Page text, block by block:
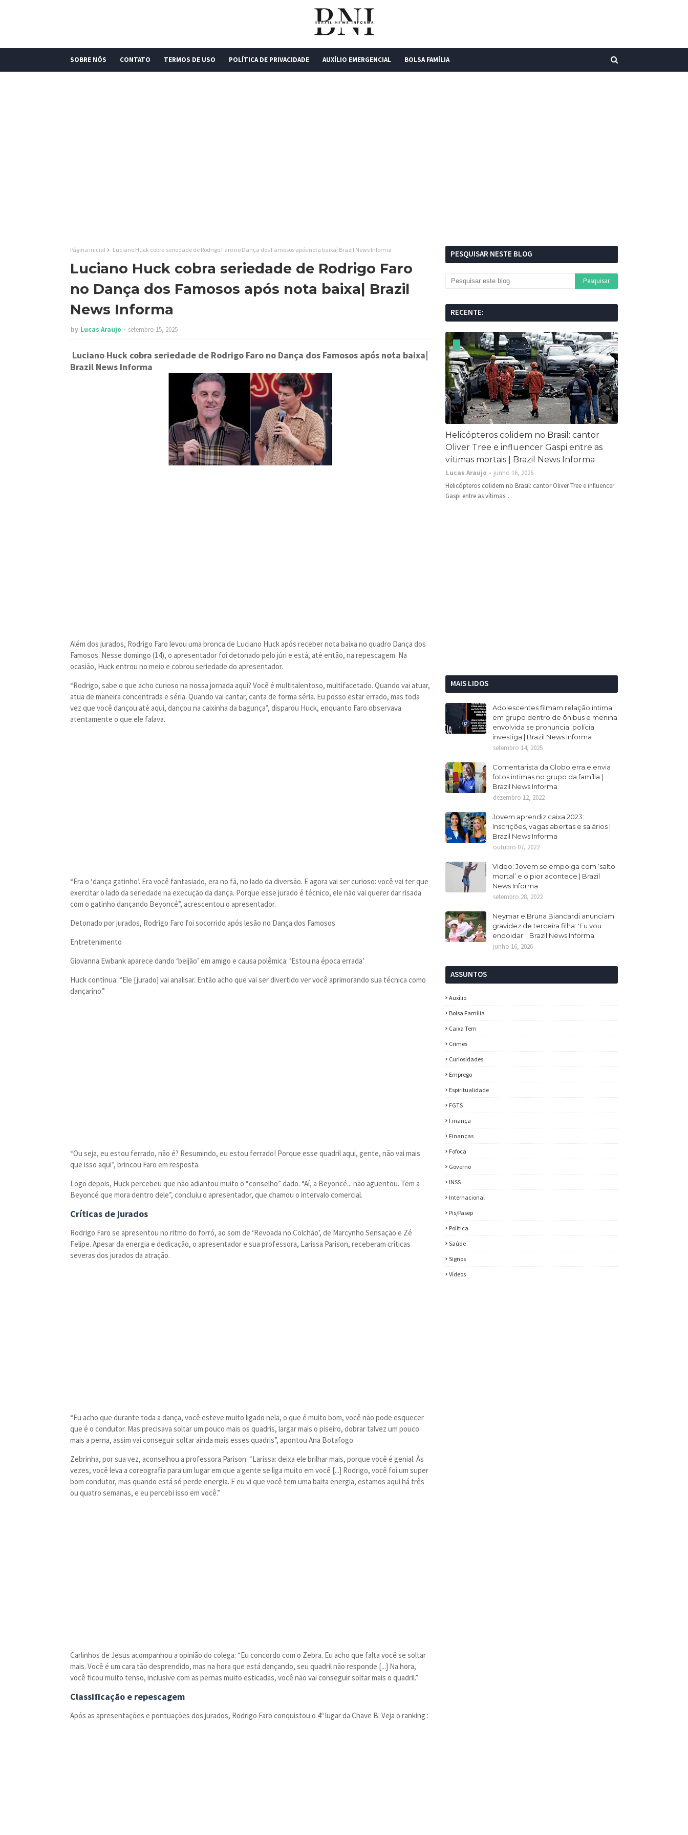
SOBRE NÓS CONTATO TERMOS DE USO POLÍTICA DE PRIVACIDADE AUXÍLIO EMERGENCIAL BOLSA FAMÍLIA
Página inicial Luciano Huck cobra seriedade de Rodrigo Faro no Dança dos Famosos após nota baixa| Brazil News Informa
Luciano Huck cobra seriedade de Rodrigo Faro
no Dança dos Famosos após nota baixa| Brazil
News Informa
by Lucas Araujo setembro 15, 2025
Luciano Huck cobra seriedade de Rodrigo Faro no Dança dos Famosos após nota baixa|
Brazil News Informa
Além dos jurados, Rodrigo Faro levou uma bronca de Luciano Huck após receber nota baixa no quadro Dança dos
Famosos. Nesse domingo (14), o apresentador foi detonado pelo júri e está, até então, na repescagem. Na
ocasião, Huck entrou no meio e cobrou seriedade do apresentador.
“Rodrigo, sabe o que acho curioso na nossa jornada aqui? Você é multitalentoso, multifacetado. Quando vai atuar,
atua de maneira concentrada e séria. Quando vai cantar, canta de forma séria. Eu posso estar errado, mas toda
vez que você dançou até aqui, dançou na caixinha da bagunça”, disparou Huck, enquanto Faro observava
atentamente o que ele falava.
“Era o ‘dança gatinho’. Era você fantasiado, era no fã, no lado da diversão. E agora vai ser curioso: você vai ter que
exercitar o lado da seriedade na execução da dança. Porque esse jurado é técnico, ele não vai querer dar risada
com o gatinho dançando Beyoncé”, acrescentou o apresentador.
Detonado por jurados, Rodrigo Faro foi socorrido após lesão no Dança dos Famosos
Entretenimento
Giovanna Ewbank aparece dando ‘beijão’ em amigo e causa polêmica: ‘Estou na época errada’
Huck continua: “Ele [jurado] vai analisar. Então acho que vai ser divertido ver você aprimorando sua técnica como
dançarino.”
“Ou seja, eu estou ferrado, não é? Resumindo, eu estou ferrado! Porque esse quadril aqui, gente, não vai mais
que isso aqui”, brincou Faro em resposta.
Logo depois, Huck percebeu que não adiantou muito o “conselho” dado. “Aí, a Beyoncé... não aguentou. Tem a
Beyoncé que mora dentro dele”, concluiu o apresentador, que chamou o intervalo comercial.
Críticas de jurados
Rodrigo Faro se apresentou no ritmo do forró, ao som de ‘Revoada no Colchão’, de Marcynho Sensação e Zé
Felipe. Apesar da energia e dedicação, o apresentador e sua professora, Larissa Parison, receberam críticas
severas dos jurados da atração.
“Eu acho que durante toda a dança, você esteve muito ligado nela, o que é muito bom, você não pode esquecer
que é o condutor. Mas precisava soltar um pouco mais os quadris, largar mais o piseiro, dobrar talvez um pouco
mais a perna, assim vai conseguir soltar ainda mais esses quadris”, apontou Ana Botafogo.
Zebrinha, por sua vez, aconselhou a professora Parison: “Larissa: deixa ele brilhar mais, porque você é genial. Às
vezes, você leva a coreografia para um lugar em que a gente se liga muito em você [...] Rodrigo, você foi um super
bom condutor, mas quando está só perde energia. E eu vi que você tem uma baita energia, estamos aqui há três
ou quatro semanas, e eu percebi isso em você.”
Carlinhos de Jesus acompanhou a opinião do colega: “Eu concordo com o Zebra. Eu acho que falta você se soltar
mais. Você é um cara tão desprendido, mas na hora que está dançando, seu quadril não responde [...] Na hora,
você ficou muito tenso, inclusive com as pernas muito esticadas, você não vai conseguir soltar mais o quadril.”
Classificação e repescagem
Após as apresentações e pontuações dos jurados, Rodrigo Faro conquistou o 4º lugar da Chave B. Veja o ranking :
PESQUISAR NESTE BLOG
RECENTE:
Helicópteros colidem no Brasil: cantor
Oliver Tree e influencer Gaspi entre as
vítimas mortais | Brazil News Informa
Lucas Araujo
junho 16, 2026
Helicópteros colidem no Brasil: cantor Oliver Tree e influencer
Gaspi entre as vítimas…
MAIS LIDOS
Adolescentes filmam relação intima
em grupo dentro de ônibus e menina
envolvida se pronuncia; polícia
investiga | Brazil News Informa
setembro 14, 2025
Comentarista da Globo erra e envia
fotos intimas no grupo da família |
Brazil News Informa
dezembro 12, 2022
Jovem aprendiz caixa 2023:
Inscrições, vagas abertas e salários |
Brazil News Informa
outubro 07, 2022
Vídeo: Jovem se empolga com ‘salto
mortal’ e o pior acontece | Brazil
News Informa
setembro 28, 2022
Neymar e Bruna Biancardi anunciam
gravidez de terceira filha: 'Eu vou
endoidar' | Brazil News Informa
junho 16, 2026
ASSUNTOS
Auxílio
Bolsa Família
Caixa Tem
Crimes
Curiosidades
Emprego
Espiritualidade
FGTS
Finança
Finanças
Fofoca
Governo
INSS
Internacional
Pis/Pasep
Política
Saúde
Signos
Vídeos